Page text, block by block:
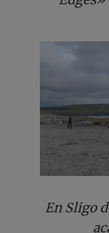
En Sligo